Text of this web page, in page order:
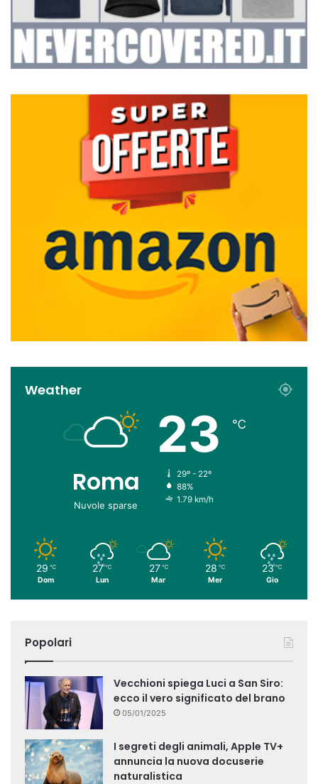
Weather
Roma
Nuvole sparse
23 ℃
29º - 22º
88%
1.79 km/h
29 ℃
Dom
27 ℃
Lun
27 ℃
Mar
28 ℃
Mer
23 ℃
Gio
Popolari
Vecchioni spiega Luci a San Siro:
ecco il vero significato del brano
05/01/2025
I segreti degli animali, Apple TV+
annuncia la nuova docuserie
naturalistica